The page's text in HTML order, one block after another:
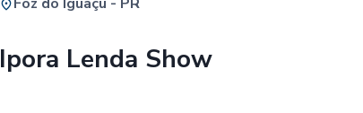
Ipora Lenda Show